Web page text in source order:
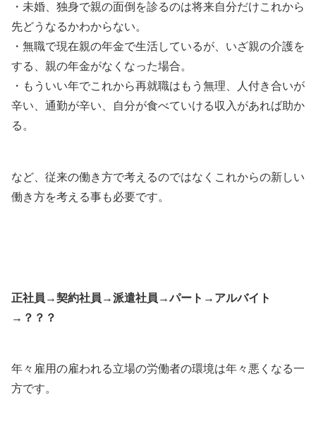
・未婚、独身で親の面倒を診るのは将来自分だけこれから
先どうなるかわからない。
・無職で現在親の年金で生活しているが、いざ親の介護を
する、親の年金がなくなった場合。
・もういい年でこれから再就職はもう無理、人付き合いが
辛い、通勤が辛い、自分が食べていける収入があれば助か
る。
など、従来の働き方で考えるのではなくこれからの新しい
働き方を考える事も必要です。
正社員→契約社員→派遣社員→パート→アルバイト
→？？？
年々雇用の雇われる立場の労働者の環境は年々悪くなる一
方です。